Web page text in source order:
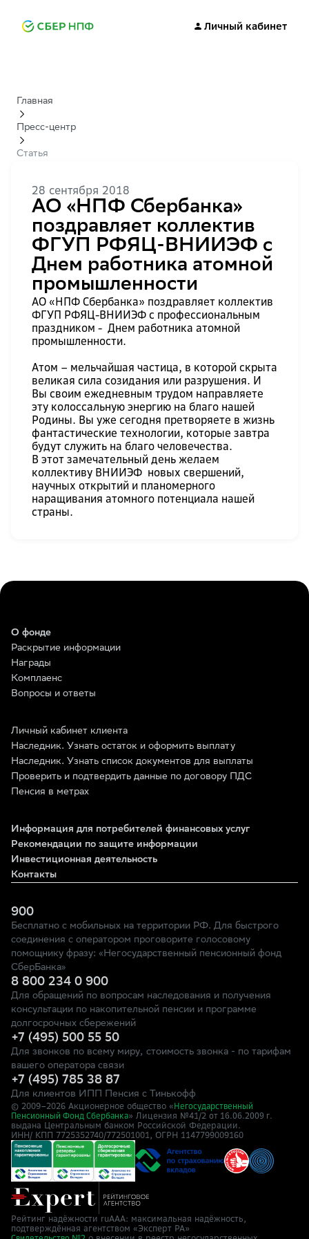
Личный кабинет
Главная
Пресс-центр
Статья
28 сентября 2018
АО «НПФ Сбербанка»
поздравляет коллектив
ФГУП РФЯЦ-ВНИИЭФ с
Днем работника атомной
промышленности
АО «НПФ Сбербанка» поздравляет коллектив
ФГУП РФЯЦ-ВНИИЭФ с профессиональным
праздником - Днем работника атомной
промышленности.
Атом – мельчайшая частица, в которой скрыта
великая сила созидания или разрушения. И
Вы своим ежедневным трудом направляете
эту колоссальную энергию на благо нашей
Родины. Вы уже сегодня претворяете в жизнь
фантастические технологии, которые завтра
будут служить на благо человечества.
В этот замечательный день желаем
коллективу ВНИИЭФ новых свершений,
научных открытий и планомерного
наращивания атомного потенциала нашей
страны.
О фонде
Раскрытие информации
Награды
Комплаенс
Вопросы и ответы
Личный кабинет клиента
Наследник. Узнать остаток и оформить выплату
Наследник. Узнать список документов для выплаты
Проверить и подтвердить данные по договору ПДС
Пенсия в метрах
Информация для потребителей финансовых услуг
Рекомендации по защите информации
Инвестиционная деятельность
Контакты
900
Бесплатно с мобильных на территории РФ. Для быстрого
соединения с оператором проговорите голосовому
помощнику фразу: «Негосударственный пенсионный фонд
СберБанка»
8 800 234 0 900
Для обращений по вопросам наследования и получения
консультации по накопительной пенсии и программе
долгосрочных сбережений
+7 (495) 500 55 50
Для звонков по всему миру, стоимость звонка - по тарифам
вашего оператора связи
+7 (495) 785 38 87
Для клиентов ИПП Пенсия с Тинькофф
© 2009–2026 Акционерное общество « Негосударственный
Пенсионный Фонд Сбербанка» Лицензия №41/2 от 16.06.2009 г.
выдана Центральным банком Российской Федерации.
ИНН/ КПП 7725352740/772501001, ОГРН 1147799009160
Рейтинг надёжности ruAAA: максимальная надёжность,
подтверждённая агентством «Эксперт РА»